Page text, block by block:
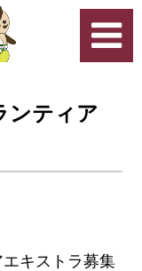
ンティア
キストラ募集